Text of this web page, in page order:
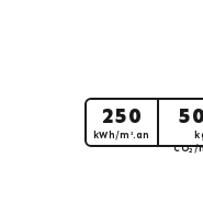
250
kWh/m².an
CO2/